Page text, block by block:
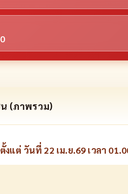
(ภาพรวม)
ต่ วันที่ 22 เม.ย.69 เวลา